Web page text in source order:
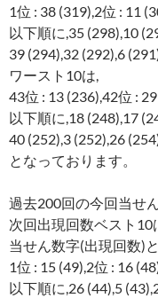
1位 : 38 (319),2位 : 11
以下順に,35 (298),10
39 (294),32 (292),6
ワースト10は,
43位 : 13 (236),42位 :
以下順に,18 (248),17
40 (252),3 (252),26
となっております。
過去200回の今回当せ
次回出現回数ベスト10
当せん数字(出現回数)
1位 : 15 (49),2位 : 16
以下順に,26 (44),5